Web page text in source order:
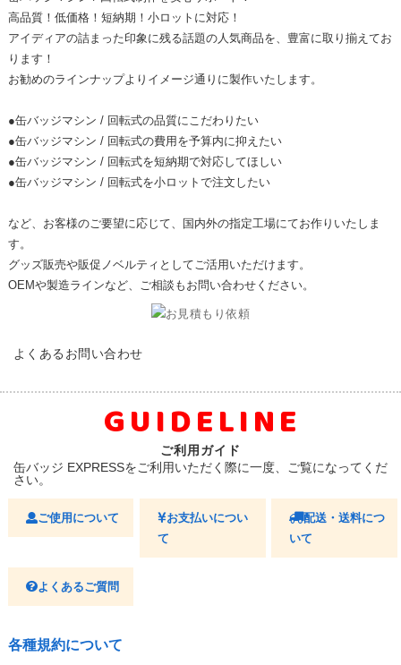
高品質！低価格！短納期！ 小ロットに対応！
アイディアの詰まった印象に残る話題の人気商品を、豊富に取り揃えてお
ります！
お勧めのラインナップよりイメージ通りに製作いたします。
●缶バッジマシン / 回転式の品質にこだわりたい
●缶バッジマシン / 回転式の費用を予算内に抑えたい
●缶バッジマシン / 回転式を短納期で対応してほしい
●缶バッジマシン / 回転式を小ロットで注文したい
など、お客様のご要望に応じて、国内外の指定工場にてお作りいたしま
す。
グッズ販売や販促ノベルティとしてご活用いただけます。
OEMや製造ラインなど、ご相談もお問い合わせください。
よくあるお問い合わせ
GUIDELINE
ご利用ガイド
缶バッジ EXPRESSをご利用いただく際に一度、ご覧になってくだ
さい。
ご使用について
お支払いについ
て
配送・送料につ
いて
よくあるご質問
各種規約について